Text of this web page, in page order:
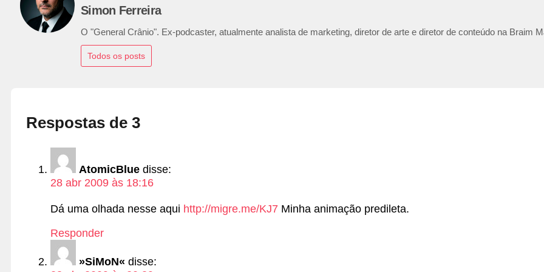
Simon Ferreira
O "General Crânio". Ex-podcaster, atualmente analista de marketing, diretor de arte e diretor de conteúdo na Braim
Todos os posts
Respostas de 3
AtomicBlue disse:
28 abr 2009 às 18:16
Dá uma olhada nesse aqui http://migre.me/KJ7 Minha animação predileta.
Responder
»SiMoN« disse: